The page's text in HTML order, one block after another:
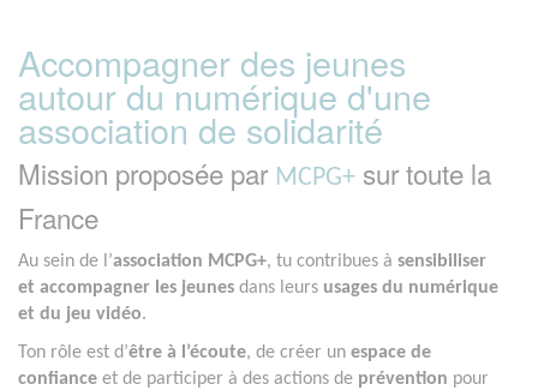
Accompagner des jeunes
autour du numérique d'une
association de solidarité
Mission proposée par MCPG+ sur toute la
France
Au sein de l’association MCPG+, tu contribues à sensibiliser
et accompagner les jeunes dans leurs usages du numérique
et du jeu vidéo.
Ton rôle est d’être à l’écoute, de créer un espace de
confiance et de participer à des actions de prévention pour